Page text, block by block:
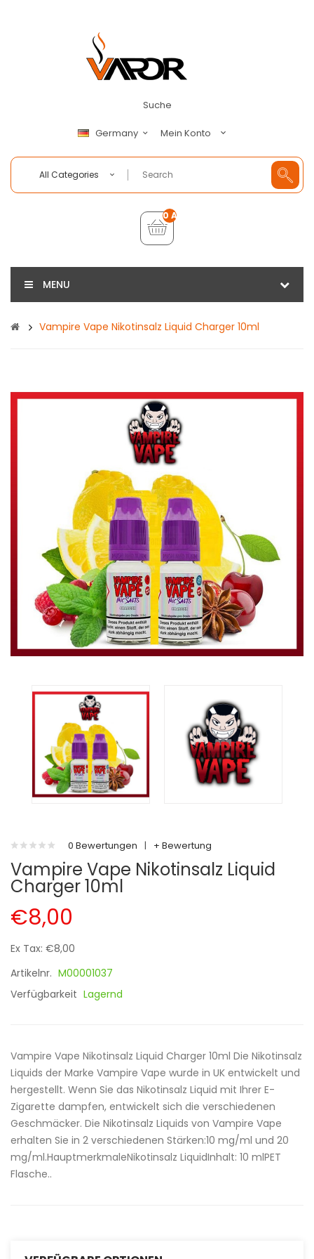
Suche
Germany Mein Konto
All Categories
0 Artikel - €0,00
MENU
Vampire Vape Nikotinsalz Liquid Charger 10ml
0 Bewertungen | + Bewertung
Vampire Vape Nikotinsalz Liquid
Charger 10ml
€8,00
Ex Tax: €8,00
Artikelnr. M00001037
Verfügbarkeit Lagernd
Vampire Vape Nikotinsalz Liquid Charger 10ml Die Nikotinsalz
Liquids der Marke Vampire Vape wurde in UK entwickelt und
hergestellt. Wenn Sie das Nikotinsalz Liquid mit Ihrer E-
Zigarette dampfen, entwickelt sich die verschiedenen
Geschmäcker. Die Nikotinsalz Liquids von Vampire Vape
erhalten Sie in 2 verschiedenen Stärken:10 mg/ml und 20
mg/ml.HauptmerkmaleNikotinsalz LiquidInhalt: 10 mlPET
Flasche..